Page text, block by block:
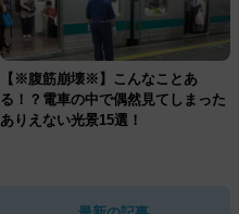
【※腹筋崩壊※】こんなことあ
る！？電車の中で偶然見てしまった
ありえない光景15選！